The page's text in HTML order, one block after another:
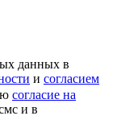
данных в
и согласием
согласие на
и в